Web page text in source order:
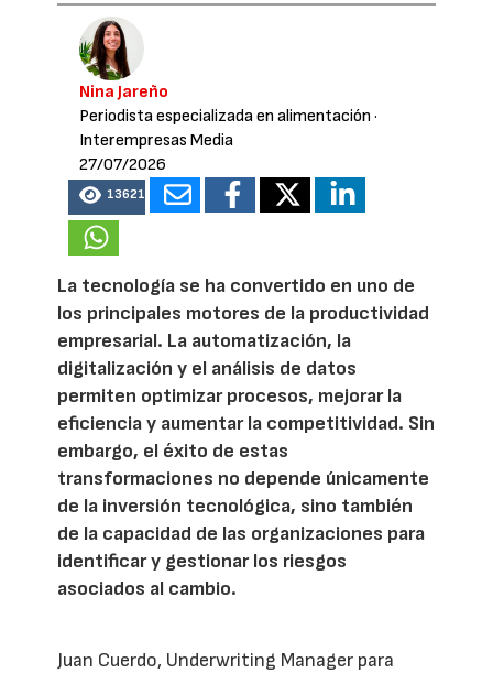
Nina Jareño
Periodista especializada en alimentación ·
Interempresas Media
27/07/2026
13621
La tecnología se ha convertido en uno de
los principales motores de la productividad
empresarial. La automatización, la
digitalización y el análisis de datos
permiten optimizar procesos, mejorar la
eficiencia y aumentar la competitividad. Sin
embargo, el éxito de estas
transformaciones no depende únicamente
de la inversión tecnológica, sino también
de la capacidad de las organizaciones para
identificar y gestionar los riesgos
asociados al cambio.
Juan Cuerdo, Underwriting Manager para